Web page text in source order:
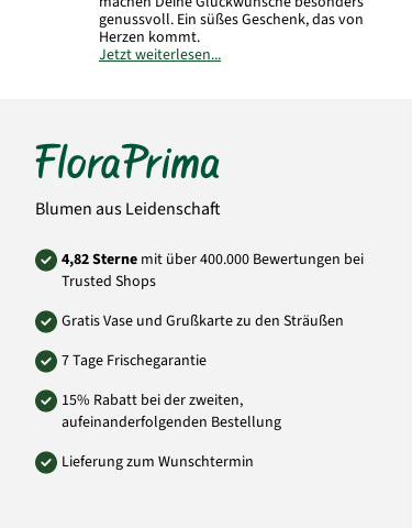
genussvoll. Ein süßes Geschenk, das von
Herzen kommt.
Jetzt weiterlesen...
Blumen aus Leidenschaft
4,82 Sterne mit über 400.000 Bewertungen bei
Trusted Shops
Gratis Vase und Grußkarte zu den Sträußen
7 Tage Frischegarantie
15% Rabatt bei der zweiten,
aufeinanderfolgenden Bestellung
Lieferung zum Wunschtermin